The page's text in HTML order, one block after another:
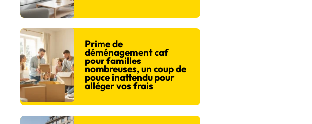
Prime de
déménagement caf
pour familles
nombreuses, un coup de
pouce inattendu pour
alléger vos frais